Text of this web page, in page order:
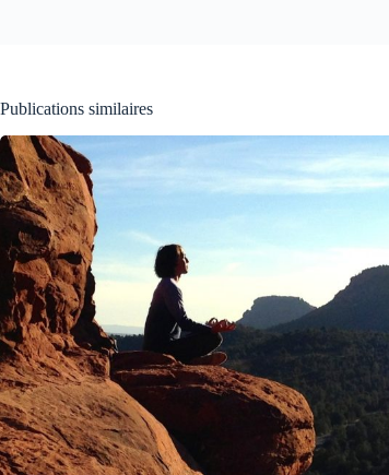
Publications similaires